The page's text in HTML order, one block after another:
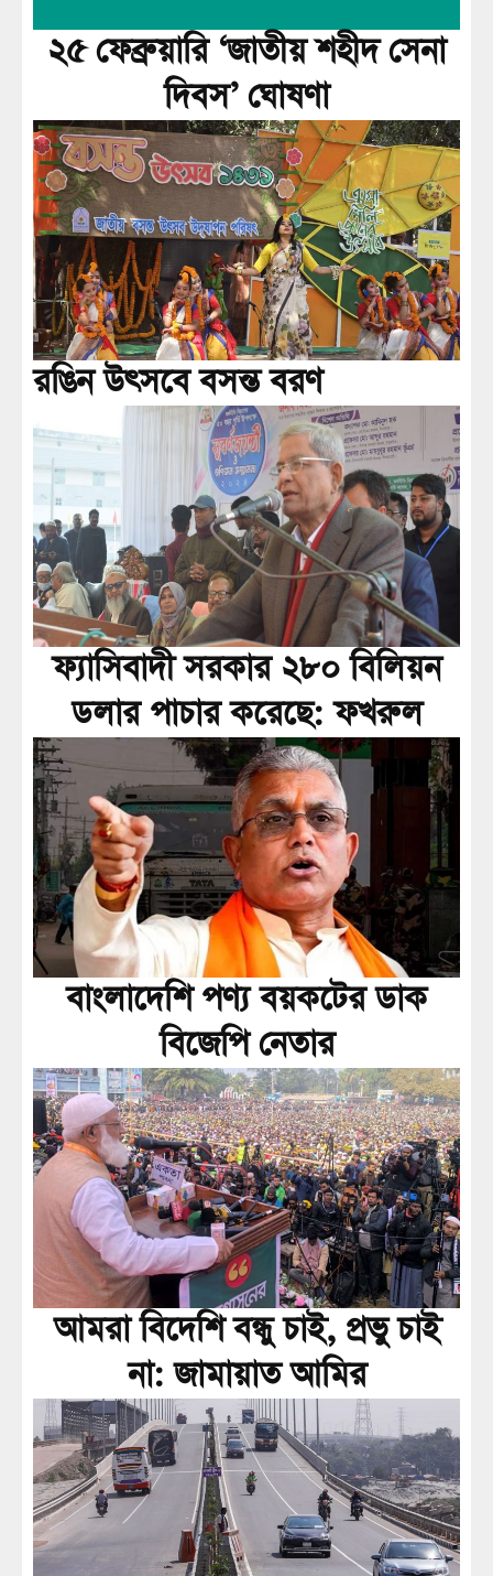
২৫ ফেব্রুয়ারি ‘জাতীয় শহীদ সেনা
দিবস’ ঘোষণা
রঙিন উৎসবে বসন্ত বরণ
ফ্যাসিবাদী সরকার ২৮০ বিলিয়ন
ডলার পাচার করেছে: ফখরুল
বাংলাদেশি পণ্য বয়কটের ডাক
বিজেপি নেতার
আমরা বিদেশি বন্ধু চাই, প্রভু চাই
না: জামায়াত আমির